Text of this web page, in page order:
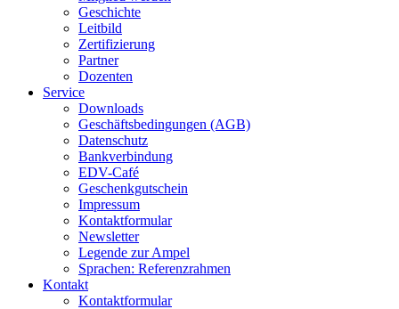
Geschichte
Leitbild
Zertifizierung
Partner
Dozenten
Service
Downloads
Geschäftsbedingungen (AGB)
Datenschutz
Bankverbindung
EDV-Café
Geschenkgutschein
Impressum
Kontaktformular
Newsletter
Legende zur Ampel
Sprachen: Referenzrahmen
Kontakt
Kontaktformular